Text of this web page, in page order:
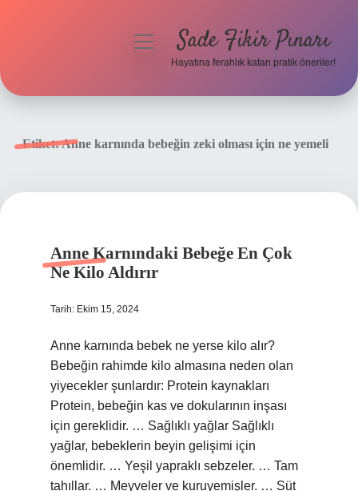
menüyüSade Fikir Pınarı
Hayatına ferahlık katan pratik öneriler!
Etiket:Anne karnında bebeğin zeki olması için ne yemeli
Anne Karnındaki Bebeğe En Çok
Ne Kilo Aldırır
Tarih: Ekim 15, 2024
Anne karnında bebek ne yerse kilo alır?
Bebeğin rahimde kilo almasına neden olan
yiyecekler şunlardır: Protein kaynakları
Protein, bebeğin kas ve dokularının inşası
için gereklidir. … Sağlıklı yağlar Sağlıklı
yağlar, bebeklerin beyin gelişimi için
önemlidir. … Yeşil yapraklı sebzeler. … Tam
tahıllar. … Meyveler ve kuruyemişler. … Süt